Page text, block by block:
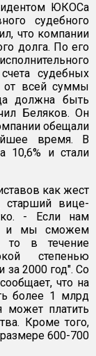
ЮКОСа
судебного
что компании
долга. По его
судебных
от всей суммы
должна быть
Беляков. Он
обещали
время. В
10,6% и стали
как жест
старший вице-
- Если нам
и мы сможем
то в течение
степенью
за 2000 год". Со
что на
более 1 млрд
может платить
Кроме того,
600-700